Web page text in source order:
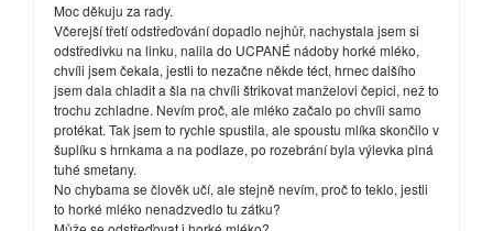
Moc děkuju za rady.
Včerejší třetí odstřeďování dopadlo nejhůř, nachystala jsem si
odstředivku na linku, nalila do UCPANÉ nádoby horké mléko,
chvíli jsem čekala, jestli to nezačne někde téct, hrnec dalšího
jsem dala chladit a šla na chvíli štrikovat manželovi čepici, než to
trochu zchladne. Nevím proč, ale mléko začalo po chvíli samo
protékat. Tak jsem to rychle spustila, ale spoustu mlíka skončilo v
šuplíku s hrnkama a na podlaze, po rozebrání byla výlevka plná
tuhé smetany.
No chybama se člověk učí, ale stejně nevím, proč to teklo, jestli
to horké mléko nenadzvedlo tu zátku?